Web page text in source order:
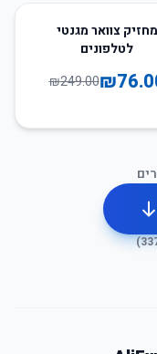
מחזיק צוואר מגנטי
לטלפונים
₪
₪249.00
)